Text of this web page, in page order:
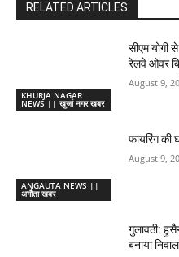
RELATED ARTICLES
KHURJA NAGAR
NEWS || खुर्जा नगर खबर
सीएम योगी
रेलवे ओवर
August 9,
ANGAUTA NEWS ||
अगौता खबर
फायरिंग की
August 9,
गुलावठी:
बनाया